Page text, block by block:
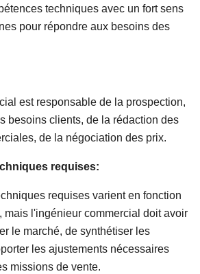
techniques avec un fort sens
pour répondre aux besoins des
est responsable de la prospection,
besoins clients, de la rédaction des
de la négociation des prix.
requises:
requises varient en fonction
mais l'ingénieur commercial doit avoir
le marché, de synthétiser les
les ajustements nécessaires
missions de vente.